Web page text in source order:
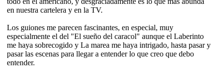
en nuestra cartelera y en la TV.
Los guiones me parecen fascinantes, en especial, muy
especialmente el del "El sueño del caracol" aunque el Laberinto
me haya sobrecogido y La marea me haya intrigado, hasta pasar y
pasar las escenas para llegar a entender lo que creo que debo
entender.